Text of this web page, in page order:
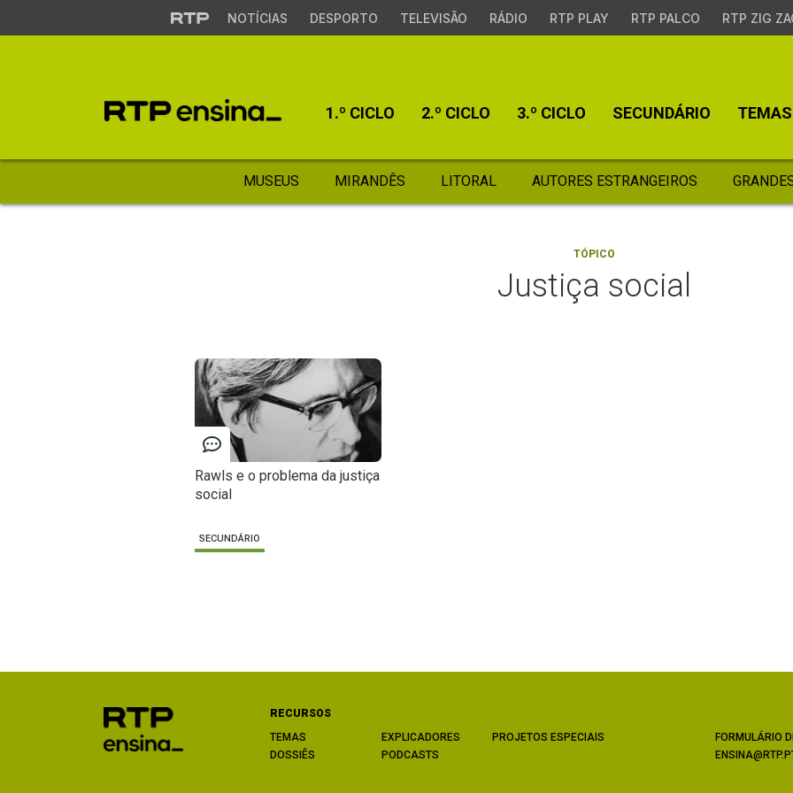
NOTÍCIAS DESPORTO TELEVISÃO RÁDIO RTP PLAY RTP PALCO RTP ZIG
1.º CICLO 2.º CICLO 3.º CICLO SECUNDÁRIO TEMAS
MUSEUS MIRANDÊS LITORAL AUTORES ESTRANGEIROS
TÓPICO
Justiça social
Rawls e o problema da justiça
social
SECUNDÁRIO
RECURSOS
TEMAS
DOSSIÊS
EXPLICADORES
PODCASTS
PROJETOS ESPECIAIS
FORMULÁRIO